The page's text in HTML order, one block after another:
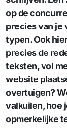
op de
precies van je
typen. Ook
precies de
teksten, vol
website
overtuigen?
valkuilen, hoe
opmerkelijke